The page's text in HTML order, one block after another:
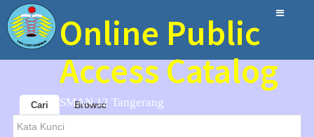
Online Public
Access Catalog
SMAN 12 Tangerang
Cari Browse